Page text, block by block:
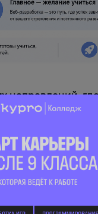
направлений,
или наличием
принципиально
с энергией и
девятого